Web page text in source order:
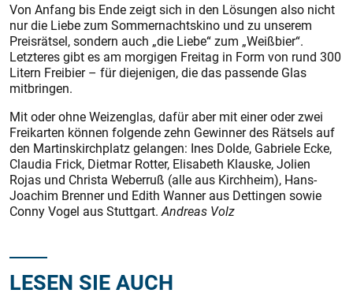
Von Anfang bis Ende zeigt sich in den Lösungen also nicht
nur die Liebe zum Sommernachtskino und zu unserem
Preisrätsel, sondern auch „die Liebe“ zum „Weißbier“.
Letzteres gibt es am morgigen Freitag in Form von rund 300
Litern Freibier – für diejenigen, die das passende Glas
mitbringen.
Mit oder ohne Weizenglas, dafür aber mit einer oder zwei
Freikarten können folgende zehn Gewinner des Rätsels auf
den Martinskirchplatz gelangen: Ines Dolde, Gabriele Ecke,
Claudia Frick, Dietmar Rotter, Elisa­beth Klauske, Jolien
Rojas und Chris­ta Weberruß (alle aus Kirchheim), Hans-
Joachim Brenner und Edith Wanner aus Dettingen sowie
Conny Vogel aus Stuttgart.Andreas Volz
LESEN SIE AUCH